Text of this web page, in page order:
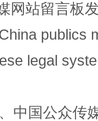
网站留言板
publics
legal
中国公众传